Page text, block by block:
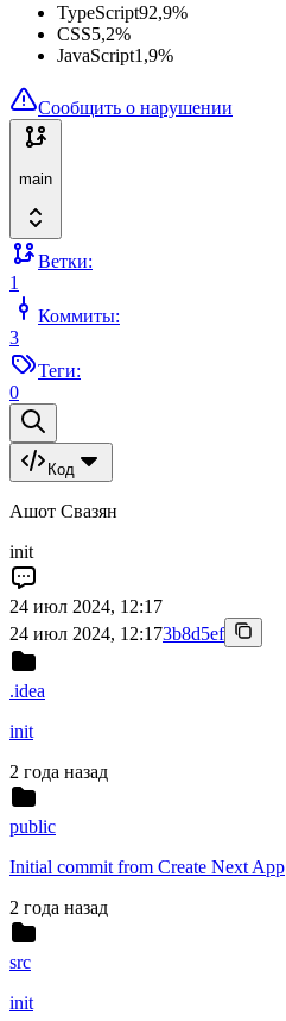
TypeScript92,9%
CSS5,2%
JavaScript1,9%
Сообщить о нарушении
main
Ветки:
1
Коммиты:
3
Теги:
0
Код
Ашот Свазян
init
24 июл 2024, 12:17
24 июл 2024, 12:173b8d5ef
.idea
init
2 года назад
public
Initial commit from Create Next App
2 года назад
src
init